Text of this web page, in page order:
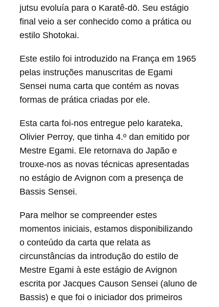
jutsu evoluía para o Karatê-dō. Seu estágio
final veio a ser conhecido como a prática ou
estilo Shotokai.
Este estilo foi introduzido na França em 1965
pelas instruções manuscritas de Egami
Sensei numa carta que contém as novas
formas de prática criadas por ele.
Esta carta foi-nos entregue pelo karateka,
Olivier Perroy, que tinha 4.º dan emitido por
Mestre Egami. Ele retornava do Japão e
trouxe-nos as novas técnicas apresentadas
no estágio de Avignon com a presença de
Bassis Sensei.
Para melhor se compreender estes
momentos iniciais, estamos disponibilizando
o conteúdo da carta que relata as
circunstâncias da introdução do estilo de
Mestre Egami à este estágio de Avignon
escrita por Jacques Causon Sensei (aluno de
Bassis) e que foi o iniciador dos primeiros